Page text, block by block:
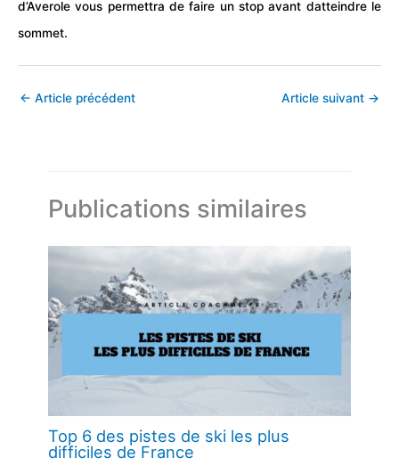
d’Averole vous permettra de faire un stop avant datteindre le
sommet.
← Article précédent Article suivant →
Publications similaires
Top 6 des pistes de ski les plus
difficiles de France